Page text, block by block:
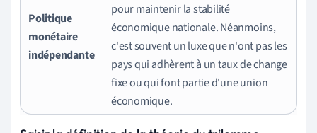
Politique
monétaire
indépendante
pour maintenir la stabilité
économique nationale. Néanmoins,
c'est souvent un luxe que n'ont pas les
pays qui adhèrent à un taux de change
fixe ou qui font partie d'une union
économique.